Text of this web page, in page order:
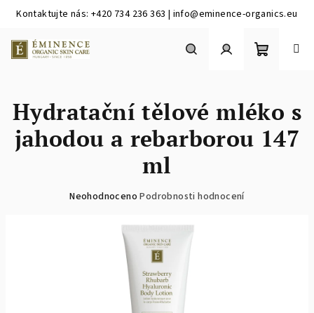
Kontaktujte nás: +420 734 236 363 | info@eminence-organics.eu
obsah
košík
Hydratační tělové mléko s
jahodou a rebarborou 147
ml
Průměrné
Neohodnoceno Podrobnosti hodnocení